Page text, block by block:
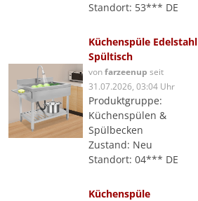
Standort: 53*** DE
Küchenspüle Edelstahl
Spültisch
vonfarzeenup seit
31.07.2026, 03:04 Uhr
Produktgruppe:
Küchenspülen &
Spülbecken
Zustand: Neu
Standort: 04*** DE
Küchenspüle